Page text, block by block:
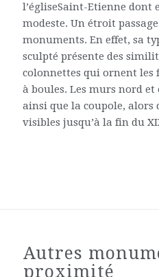
l’égliseSaint-Etienne dont
modeste. Un étroit
monuments. En effet, sa
sculpté présente des
colonnettes qui ornent les
à boules. Les murs nord et
ainsi que la coupole, alors
visibles jusqu’à la fin du
Autres
proximité